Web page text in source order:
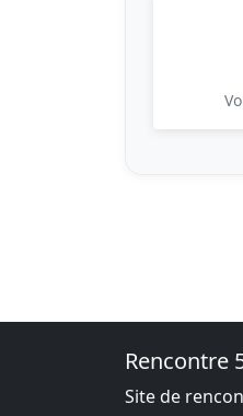
Rencontre
Site de